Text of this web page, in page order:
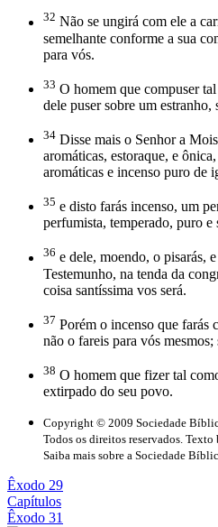
32 Não se ungirá com ele a
semelhante conforme a sua
para vós.
33 O homem que compuser
dele puser sobre um estranho,
34 Disse mais o Senhor a
aromáticas, estoraque, e
aromáticas e incenso puro de
35 e disto farás incenso, um
perfumista, temperado, puro e
36 e dele, moendo, o pisarás,
Testemunho, na tenda da
coisa santíssima vos será.
37 Porém o incenso que farás
não o fareis para vós mesmos;
38 O homem que fizer tal
extirpado do seu povo.
Copyright © 2009 Sociedade
Todos os direitos reservados.
Saiba mais sobre a Sociedade
Êxodo 29
Capítulos
Êxodo 31